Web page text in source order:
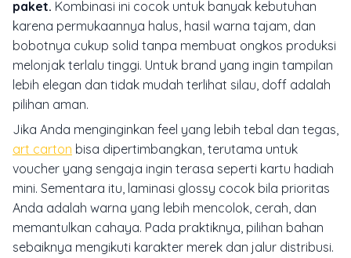
paket. Kombinasi ini cocok untuk banyak kebutuhan
karena permukaannya halus, hasil warna tajam, dan
bobotnya cukup solid tanpa membuat ongkos produksi
melonjak terlalu tinggi. Untuk brand yang ingin tampilan
lebih elegan dan tidak mudah terlihat silau, doff adalah
pilihan aman.
Jika Anda menginginkan feel yang lebih tebal dan tegas,
art carton bisa dipertimbangkan, terutama untuk
voucher yang sengaja ingin terasa seperti kartu hadiah
mini. Sementara itu, laminasi glossy cocok bila prioritas
Anda adalah warna yang lebih mencolok, cerah, dan
memantulkan cahaya. Pada praktiknya, pilihan bahan
sebaiknya mengikuti karakter merek dan jalur distribusi.